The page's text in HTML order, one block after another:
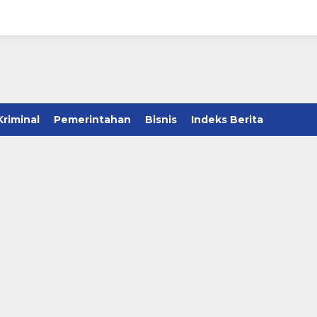
Pemerintahan Bisnis Indeks Berita